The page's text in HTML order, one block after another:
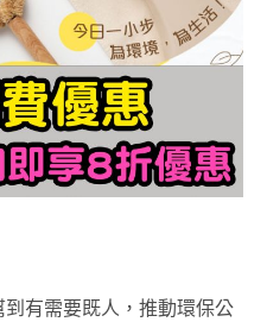
有需要既人，推動環保公